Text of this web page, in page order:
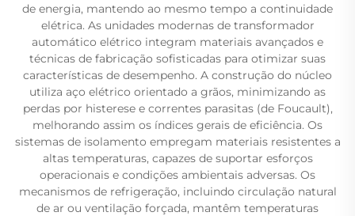
de energia, mantendo ao mesmo tempo a continuidade
elétrica. As unidades modernas de transformador
automático elétrico integram materiais avançados e
técnicas de fabricação sofisticadas para otimizar suas
características de desempenho. A construção do núcleo
utiliza aço elétrico orientado a grãos, minimizando as
perdas por histerese e correntes parasitas (de Foucault),
melhorando assim os índices gerais de eficiência. Os
sistemas de isolamento empregam materiais resistentes a
altas temperaturas, capazes de suportar esforços
operacionais e condições ambientais adversas. Os
mecanismos de refrigeração, incluindo circulação natural
de ar ou ventilação forçada, mantêm temperaturas